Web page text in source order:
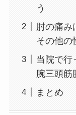
う
肘の痛み
その他の
当院で行
腕三頭筋
まとめ